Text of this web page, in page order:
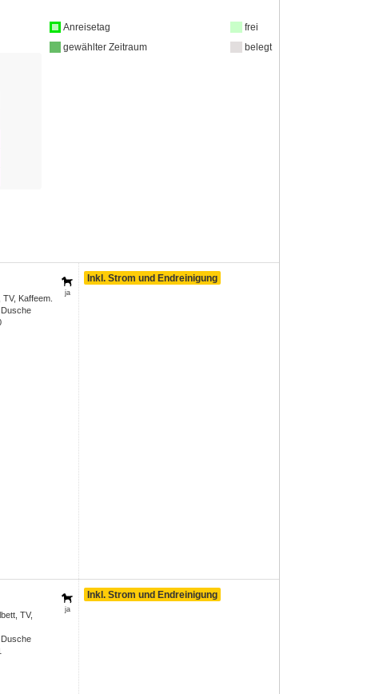
Anreisetag
gewählter Zeitraum
frei
belegt
ja
Kaffeem.
Inkl. Strom und Endreinigung
ja
TV,
Inkl. Strom und Endreinigung